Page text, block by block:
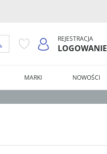
REJESTRACJA
LOGOWANIE
MARKI NOWOŚCI